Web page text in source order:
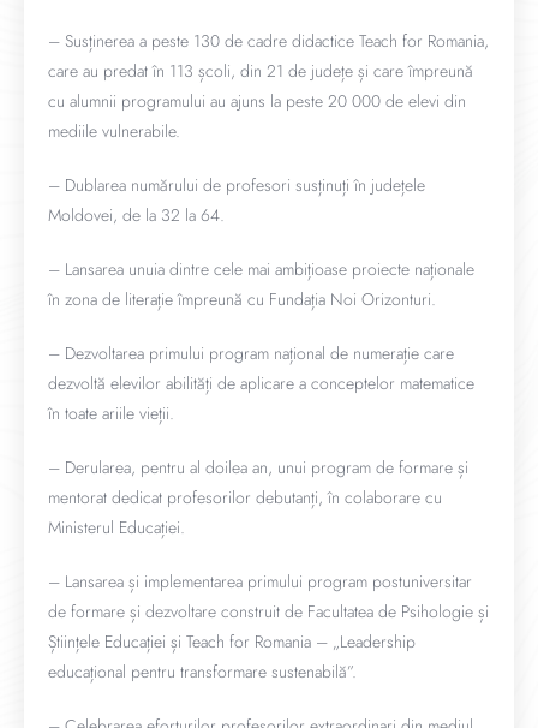
– Susținerea a peste 130 de cadre didactice Teach for Romania,
care au predat în 113 școli, din 21 de județe și care împreună
cu alumnii programului au ajuns la peste 20 000 de elevi din
mediile vulnerabile.
– Dublarea numărului de profesori susținuți în județele
Moldovei, de la 32 la 64.
– Lansarea unuia dintre cele mai ambițioase proiecte naționale
în zona de literație împreună cu Fundația Noi Orizonturi.
– Dezvoltarea primului program național de numerație care
dezvoltă elevilor abilități de aplicare a conceptelor matematice
în toate ariile vieții.
– Derularea, pentru al doilea an, unui program de formare și
mentorat dedicat profesorilor debutanți, în colaborare cu
Ministerul Educației.
– Lansarea și implementarea primului program postuniversitar
de formare și dezvoltare construit de Facultatea de Psihologie și
Științele Educației și Teach for Romania – „Leadership
educațional pentru transformare sustenabilă”.